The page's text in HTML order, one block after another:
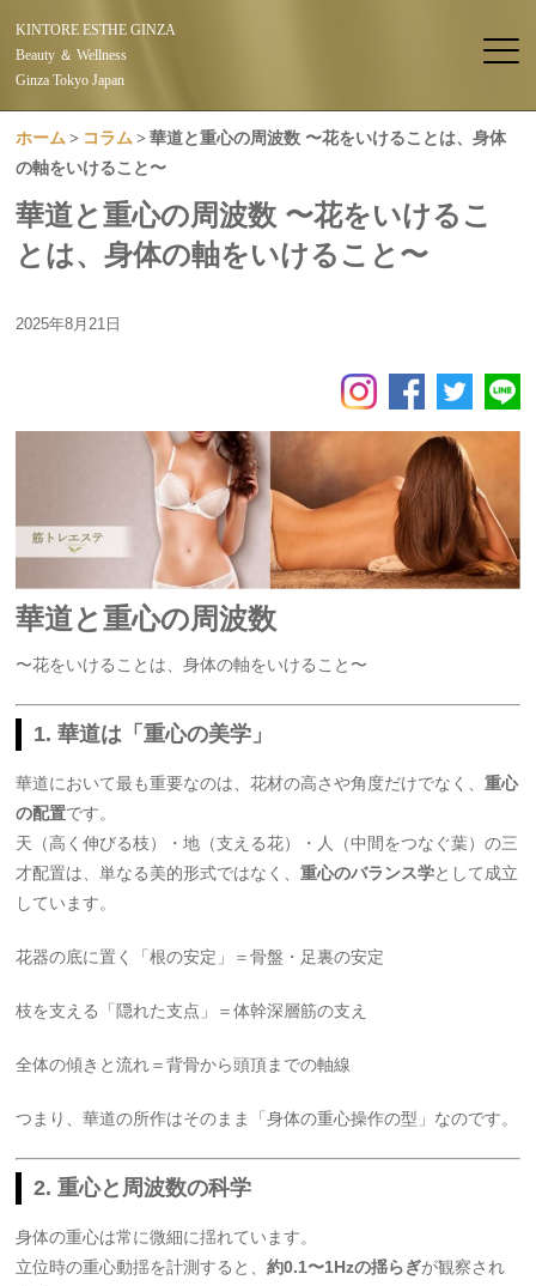
KINTORE ESTHE GINZA
Beauty ＆ Wellness
Ginza Tokyo Japan
ホーム コラム
華道と重心の周波数 〜花をいけることは、身体
の軸をいけること〜
華道と重心の周波数 〜花をいけるこ
とは、身体の軸をいけること〜
2025年8月21日
華道と重心の周波数
〜花をいけることは、身体の軸をいけること〜
1. 華道は「重心の美学」
華道において最も重要なのは、花材の高さや角度だけでなく、重心
の配置です。
天（高く伸びる枝）・地（支える花）・人（中間をつなぐ葉）の三
才配置は、単なる美的形式ではなく、重心のバランス学として成立
しています。
花器の底に置く「根の安定」＝骨盤・足裏の安定
枝を支える「隠れた支点」＝体幹深層筋の支え
全体の傾きと流れ＝背骨から頭頂までの軸線
つまり、華道の所作はそのまま「身体の重心操作の型」なのです。
2. 重心と周波数の科学
身体の重心は常に微細に揺れています。
立位時の重心動揺を計測すると、約0.1〜1Hzの揺らぎが観察され